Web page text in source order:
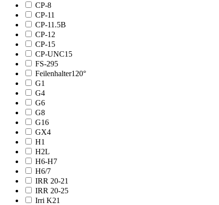
CP-8
CP-11
CP-11.5B
CP-12
CP-15
CP-UNC15
FS-295
Feilenhalter120°
G1
G4
G6
G8
G16
GX4
H1
H2L
H6-H7
H6/7
IRR 20-21
IRR 20-25
Irri K21